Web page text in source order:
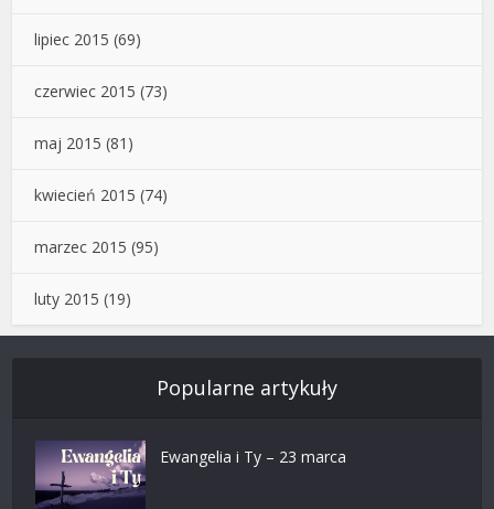
lipiec 2015 (69)
czerwiec 2015 (73)
maj 2015 (81)
kwiecień 2015 (74)
marzec 2015 (95)
luty 2015 (19)
Popularne artykuły
Ewangelia i Ty – 23 marca